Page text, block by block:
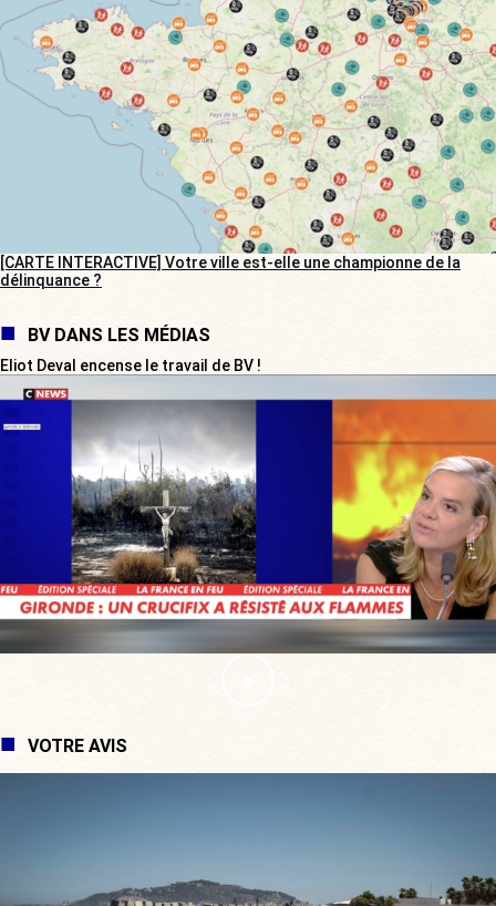
[CARTE INTERACTIVE] Votre ville est-elle une championne de la
délinquance ?
BV DANS LES MÉDIAS
Eliot Deval encense le travail de BV !
VOTRE AVIS